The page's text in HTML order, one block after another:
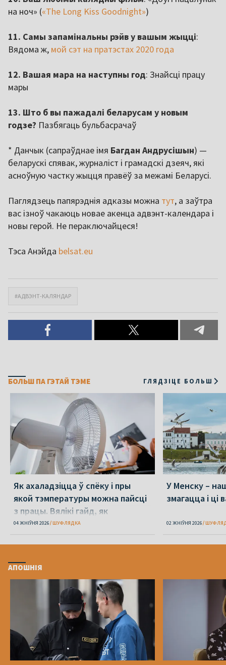
на ноч» («The Long Kiss Goodnight»)
11. Самы запамінальны рэйв у вашым жыцці:
Вядома ж, мой сэт на пратэстах 2020 года
12. Вашая мара на наступны год: Знайсці працу
мары
13. Што б вы пажадалі беларусам у новым
годзе? Пазбягаць бульбасрачаў
* Данчык (сапраўднае імя Багдан Андрусішын) —
беларускі спявак, журналіст і грамадскі дзеяч, які
асноўную частку жыцця правёў за межамі Беларусі.
Паглядзець папярэднія адказы можна тут, а заўтра
вас ізноў чакаюць новае акенца адвэнт-календара і
новы герой. Не пераключайцеся!
Тэса Анэйда belsat.eu
#АДВЭНТ-КАЛЯНДАР
БОЛЬШ ПА ГЭТАЙ ТЭМЕ ГЛЯДЗІЦЕ БОЛЬШ
Як ахаладзіцца ў спёку і пры
якой тэмпературы можна пайсці
з працы. Вялікі гайд, як
перажыць спёку
04 ЖНІЎНЯ 2026 ШУФЛЯДКА
У Менску –
змагацца і ці
02 ЖНІЎНЯ 2026
АПОШНІЯ